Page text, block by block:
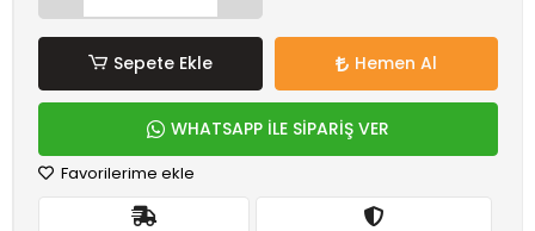
Sepete Ekle Hemen Al
WHATSAPP İLE SİPARİŞ VER
Favorilerime ekle